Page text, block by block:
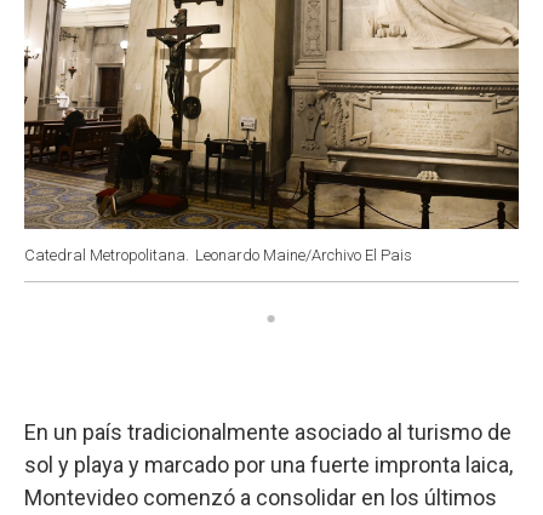
Catedral Metropolitana. Leonardo Maine/Archivo El Pais
En un país tradicionalmente asociado al turismo de
sol y playa y marcado por una fuerte impronta laica,
Montevideo comenzó a consolidar en los últimos